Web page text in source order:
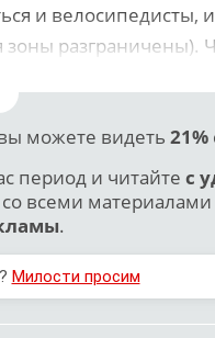
и велосипедисты,
разграничены).
можете видеть 21%
период и читайте с
всеми
.
Милости просим